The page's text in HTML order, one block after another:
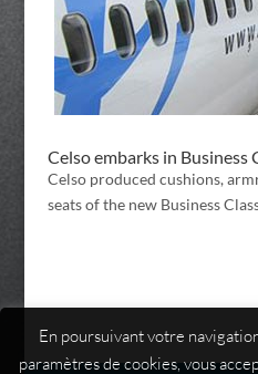
Celso embarks in Business
Celso produced cushions,
seats of the new Business
En poursuivant votre
paramètres de cookies, vous